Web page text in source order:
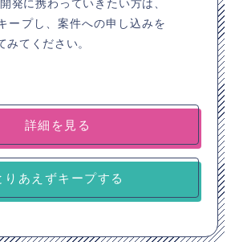
ープし、案件への申し込みを
てください。
詳細を見る
りあえずキープする